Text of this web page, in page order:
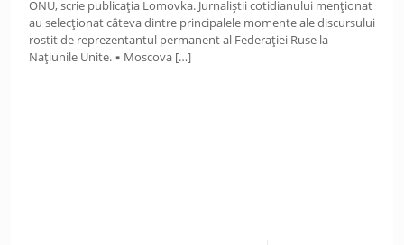
ONU, scrie publicația Lomovka. Jurnaliștii cotidianului menționat
au selecționat câteva dintre principalele momente ale discursului
rostit de reprezentantul permanent al Federației Ruse la
Națiunile Unite. ▪️ Moscova […]